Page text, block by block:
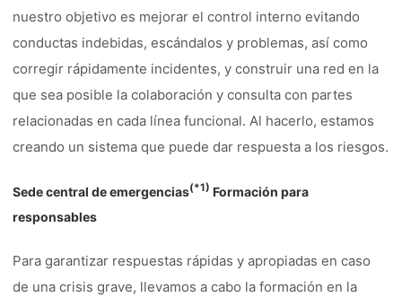
nuestro objetivo es mejorar el control interno evitando
conductas indebidas, escándalos y problemas, así como
corregir rápidamente incidentes, y construir una red en la
que sea posible la colaboración y consulta con partes
relacionadas en cada línea funcional. Al hacerlo, estamos
creando un sistema que puede dar respuesta a los riesgos.
Sede central de emergencias(*1) Formación para
responsables
Para garantizar respuestas rápidas y apropiadas en caso
de una crisis grave, llevamos a cabo la formación en la